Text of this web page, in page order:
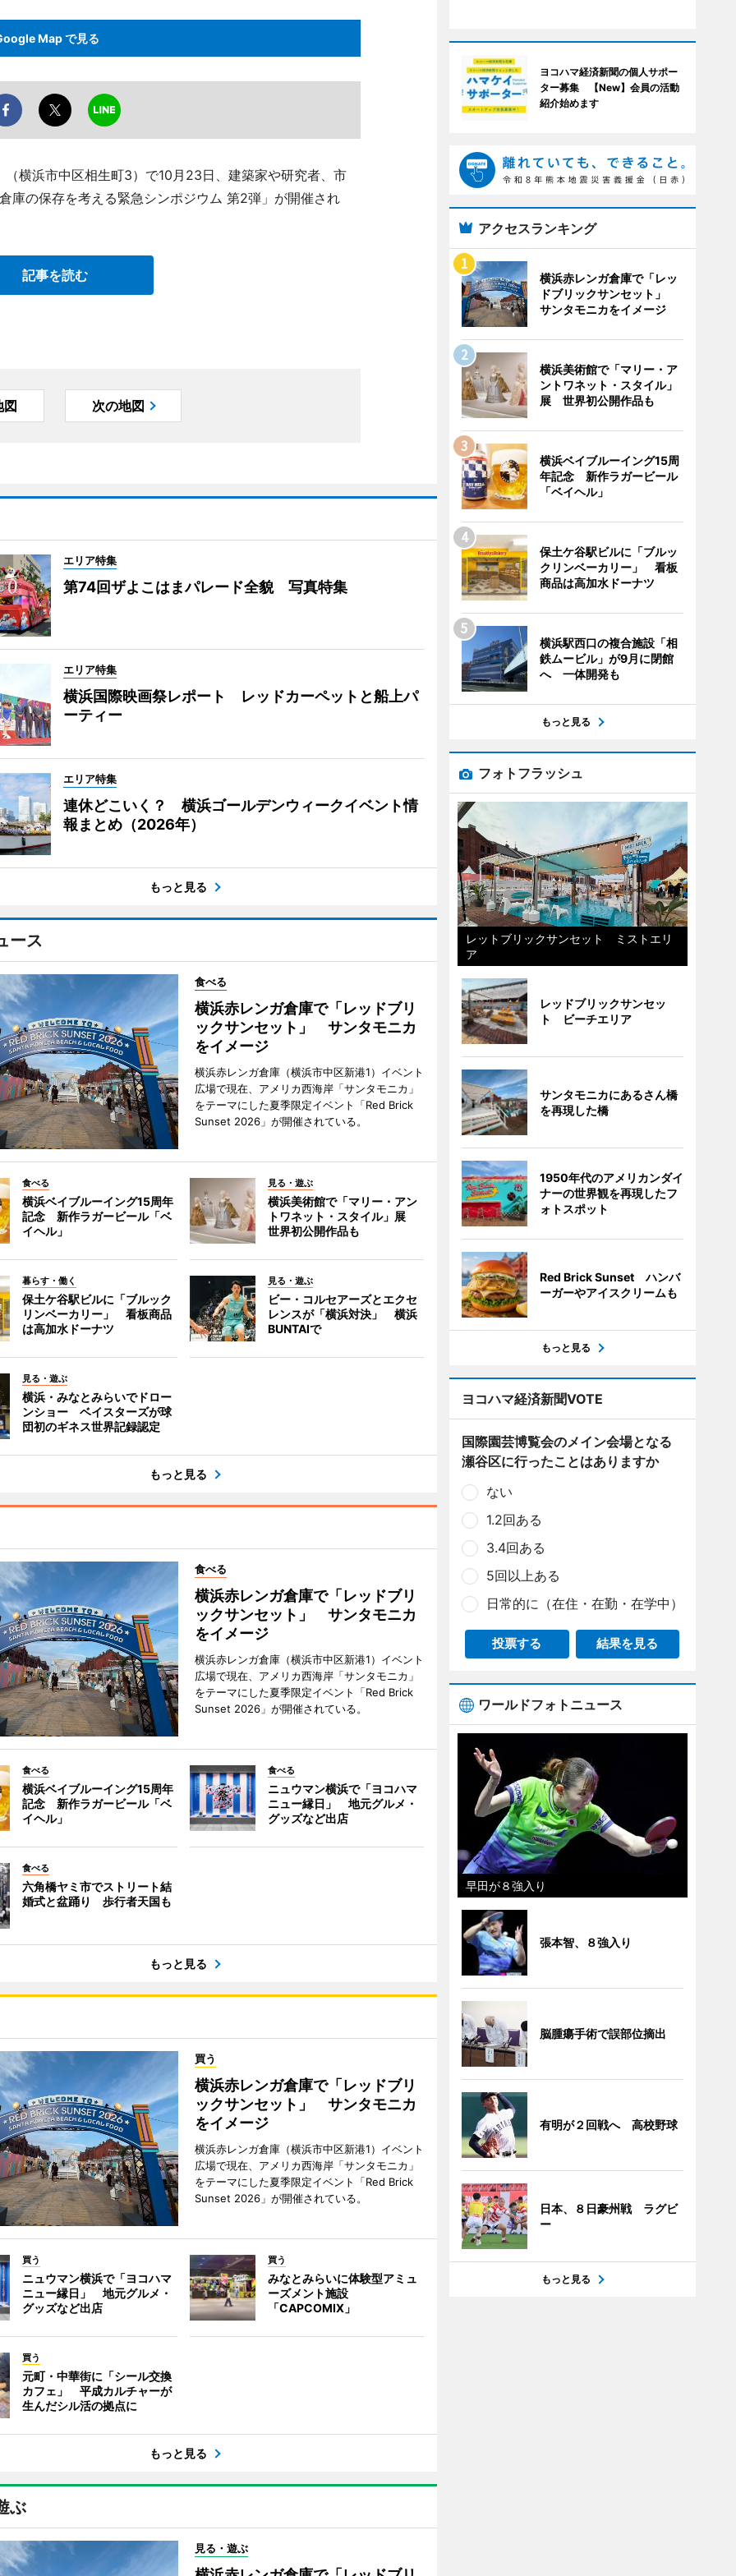
Map で見る
横浜市中区相生町3）で10月23日、建築家や研究者、市
庫の保存を考える緊急シンポジウム 第2弾」が開催され
記事を読む
図 次の地図
エリア特集
第74回ザよこはまパレード全貌 写真特集
エリア特集
横浜国際映画祭レポート レッドカーペットと船上パ
ーティー
エリア特集
連休どこいく？ 横浜ゴールデンウィークイベント情
報まとめ（2026年）
もっと見る
ース
食べる
横浜赤レンガ倉庫で「レッドブリ
ックサンセット」 サンタモニカ
をイメージ
横浜赤レンガ倉庫（横浜市中区新港1）イベント
広場で現在、アメリカ西海岸「サンタモニカ」
をテーマにした夏季限定イベント「Red Brick
Sunset 2026」が開催されている。
食べる
横浜ベイブルーイング15周年
記念 新作ラガービール「ベ
イヘル」
見る・遊ぶ
横浜美術館で「マリー・アン
トワネット・スタイル」展
世界初公開作品も
暮らす・働く
保土ケ谷駅ビルに「ブルック
リンベーカリー」 看板商品
は高加水ドーナツ
見る・遊ぶ
ビー・コルセアーズとエクセ
レンスが「横浜対決」 横浜
BUNTAIで
見る・遊ぶ
横浜・みなとみらいでドロー
ンショー ベイスターズが球
団初のギネス世界記録認定
もっと見る
食べる
横浜赤レンガ倉庫で「レッドブリ
ックサンセット」 サンタモニカ
をイメージ
横浜赤レンガ倉庫（横浜市中区新港1）イベント
広場で現在、アメリカ西海岸「サンタモニカ」
をテーマにした夏季限定イベント「Red Brick
Sunset 2026」が開催されている。
食べる
横浜ベイブルーイング15周年
記念 新作ラガービール「ベ
イヘル」
食べる
ニュウマン横浜で「ヨコハマ
ニュー縁日」 地元グルメ・
グッズなど出店
食べる
六角橋ヤミ市でストリート結
婚式と盆踊り 歩行者天国も
もっと見る
買う
横浜赤レンガ倉庫で「レッドブリ
ックサンセット」 サンタモニカ
をイメージ
横浜赤レンガ倉庫（横浜市中区新港1）イベント
広場で現在、アメリカ西海岸「サンタモニカ」
をテーマにした夏季限定イベント「Red Brick
Sunset 2026」が開催されている。
買う
ニュウマン横浜で「ヨコハマ
ニュー縁日」 地元グルメ・
グッズなど出店
買う
みなとみらいに体験型アミュ
ーズメント施設
「CAPCOMIX」
買う
元町・中華街に「シール交換
カフェ」 平成カルチャーが
生んだシル活の拠点に
もっと見る
ぶ
見る・遊ぶ
ヨコハマ経済新聞の個人サポー
ター募集 【New】会員の活動
紹介始めます
アクセスランキング
横浜赤レンガ倉庫で「レッ
ドブリックサンセット」
サンタモニカをイメージ
横浜美術館で「マリー・ア
ントワネット・スタイル」
展 世界初公開作品も
横浜ベイブルーイング15周
年記念 新作ラガービール
「ベイヘル」
保土ケ谷駅ビルに「ブルッ
クリンベーカリー」 看板
商品は高加水ドーナツ
横浜駅西口の複合施設「相
鉄ムービル」が9月に閉館
へ 一体開発も
もっと見る
フォトフラッシュ
レットブリックサンセット ミストエリ
ア
レッドブリックサンセッ
ト ビーチエリア
サンタモニカにあるさん橋
を再現した橋
1950年代のアメリカンダイ
ナーの世界観を再現したフ
ォトスポット
Red Brick Sunset ハンバ
ーガーやアイスクリームも
もっと見る
ヨコハマ経済新聞VOTE
国際園芸博覧会のメイン会場となる
瀬谷区に行ったことはありますか
ない
1.2回ある
3.4回ある
5回以上ある
日常的に（在住・在勤・在学中）
投票する 結果を見る
ワールドフォトニュース
早田が８強入り
張本智、８強入り
脳腫瘍手術で誤部位摘出
有明が２回戦へ 高校野球
日本、８日豪州戦 ラグビ
ー
もっと見る